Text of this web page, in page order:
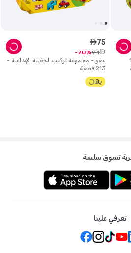
ليغو - مجموعة تركيب دوبلو 3 في 1
ليغو - مجموعة تركيب الحقيبة الإبداعية -
213 قطعة
ê75
ê
94
20
تسوق سلسة
تعرفي علينا